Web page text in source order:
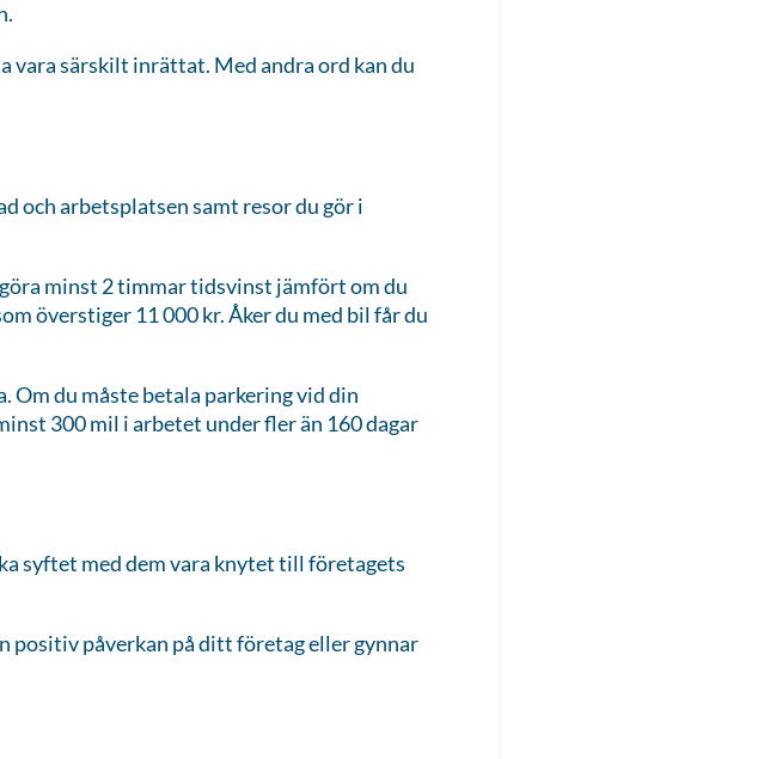
vara särskilt inrättat. Med andra ord kan du
och arbetsplatsen samt resor du gör i
minst 2 timmar tidsvinst jämfört om du
överstiger 11 000 kr. Åker du med bil får du
Om du måste betala parkering vid din
300 mil i arbetet under fler än 160 dagar
syftet med dem vara knytet till företagets
positiv påverkan på ditt företag eller gynnar